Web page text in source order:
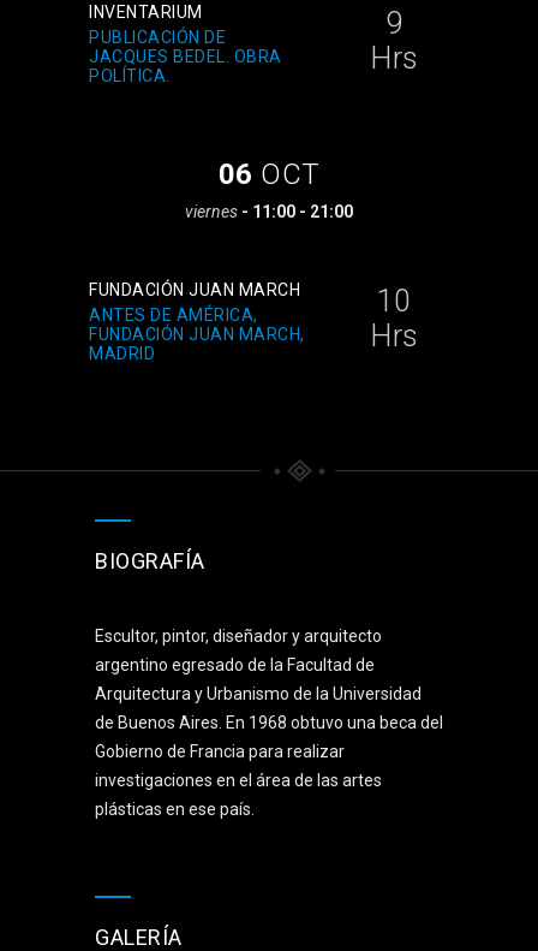
INVENTARIUM
PUBLICACIÓN DE
JACQUES BEDEL. OBRA
POLÍTICA.
9
Hrs
06 OCT
viernes - 11:00 - 21:00
FUNDACIÓN JUAN MARCH
ANTES DE AMÉRICA,
FUNDACIÓN JUAN MARCH,
MADRID
10
Hrs
BIOGRAFÍA
Escultor, pintor, diseñador y arquitecto
argentino egresado de la Facultad de
Arquitectura y Urbanismo de la Universidad
de Buenos Aires. En 1968 obtuvo una beca del
Gobierno de Francia para realizar
investigaciones en el área de las artes
plásticas en ese país.
GALERÍA